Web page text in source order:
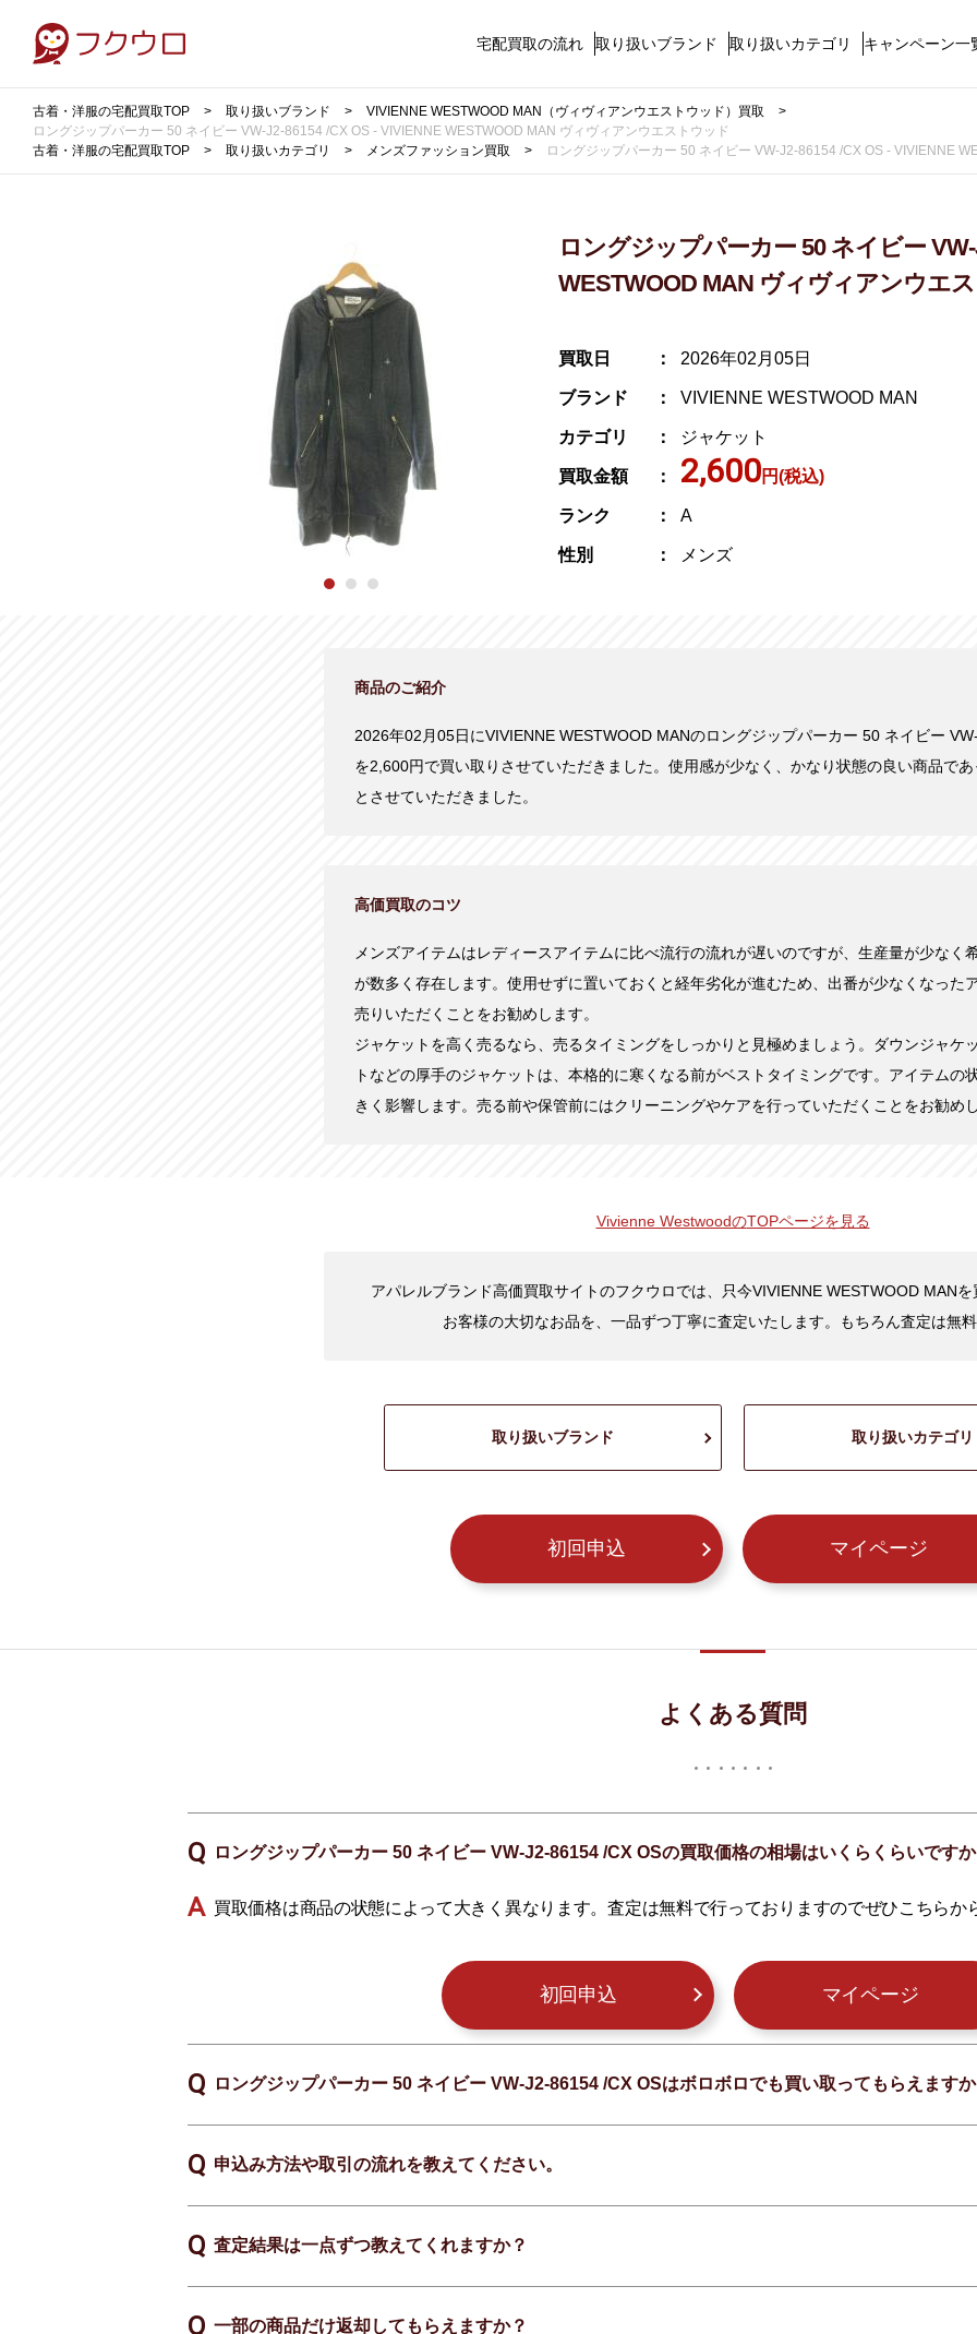
宅配買取の流れ 取り扱いブランド 取り扱いカテゴリ キャンペーン一
古着・洋服の宅配買取TOP 取り扱いブランド
VIVIENNE WESTWOOD MAN（ヴィヴィアンウエストウッド）買取
ロングジップパーカー 50 ネイビー VW-J2-86154 /CX OS - VIVIENNE WESTWOOD MAN ヴィヴィアンウエストウッド
古着・洋服の宅配買取TOP
取り扱いカテゴリ メンズファッション買取 ロングジップパーカー 50 ネイビー VW-J2-86154 /CX OS - VIVIENNE
ロングジップパーカー 50 ネイビー
WESTWOOD MAN ヴィヴィアンウエ
買取日 2026年02月05日
ブランド VIVIENNE WESTWOOD MAN
カテゴリ ジャケット
買取金額 2,600円(税込)
ランク A
性別 メンズ
商品のご紹介
2026年02月05日にVIVIENNE WESTWOOD MANのロングジップパーカー 50 ネイビー
を2,600円で買い取りさせていただきました。使用感が少なく、かなり状態の良い商品で
とさせていただきました。
高価買取のコツ
メンズアイテムはレディースアイテムに比べ流行の流れが遅いのですが、生産量が少なく
が数多く存在します。使用せずに置いておくと経年劣化が進むため、出番が少なくなった
売りいただくことをお勧めします。
ジャケットを高く売るなら、売るタイミングをしっかりと見極めましょう。ダウンジャケ
トなどの厚手のジャケットは、本格的に寒くなる前がベストタイミングです。アイテムの
きく影響します。売る前や保管前にはクリーニングやケアを行っていただくことをお勧め
Vivienne WestwoodのTOPページを見る
アパレルブランド高価買取サイトのフクウロでは、只今VIVIENNE WESTWOOD MAN
お客様の大切なお品を、一品ずつ丁寧に査定いたします。もちろん査定は無
取り扱いブランド 取り扱いカテゴリ
初回申込 マイページ
よくある質問
ロングジップパーカー 50 ネイビー VW-J2-86154 /CX OSの買取価格の相場はいくらくらいです
買取価格は商品の状態によって大きく異なります。査定は無料で行っておりますのでぜひこちらか
初回申込 マイページ
ロングジップパーカー 50 ネイビー VW-J2-86154 /CX OSはボロボロでも買い取ってもらえます
申込み方法や取引の流れを教えてください。
査定結果は一点ずつ教えてくれますか？
一部の商品だけ返却してもらえますか？